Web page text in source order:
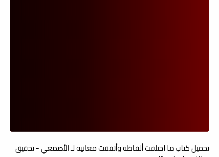
تحميل كتاب ما اختلفت ألفاظه وأتفقت معانيه لـ الأصمعي - تحقيق